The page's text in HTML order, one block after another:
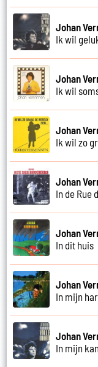
Johan
Ik wil
Johan
Ik wil
Johan
Ik wil zo
Johan
In de Rue
Johan
In dit huis
Johan
In mijn
Johan
In mijn